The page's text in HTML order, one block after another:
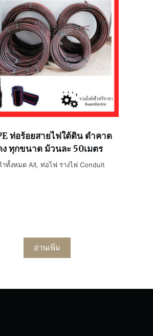
ท่อร้อยสายไฟใต้ดิน ดำคาด
ง ทุกขนาด ม้วนละ 50เมตร
ทั้งหมด All,ท่อไฟ รางไฟ Conduit
อ่านเพิ่ม